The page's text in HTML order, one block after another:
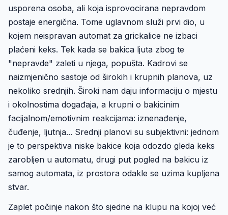
usporena osoba, ali koja isprovocirana nepravdom
postaje energična. Tome uglavnom služi prvi dio, u
kojem neispravan automat za grickalice ne izbaci
plaćeni keks. Tek kada se bakica ljuta zbog te
"nepravde" zaleti u njega, popušta. Kadrovi se
naizmjenično sastoje od širokih i krupnih planova, uz
nekoliko srednjih. Široki nam daju informaciju o mjestu
i okolnostima događaja, a krupni o bakicinim
facijalnom/emotivnim reakcijama: iznenađenje,
čuđenje, ljutnja... Srednji planovi su subjektivni: jednom
je to perspektiva niske bakice koja odozdo gleda keks
zarobljen u automatu, drugi put pogled na bakicu iz
samog automata, iz prostora odakle se uzima kupljena
stvar.
Zaplet počinje nakon što sjedne na klupu na kojoj već